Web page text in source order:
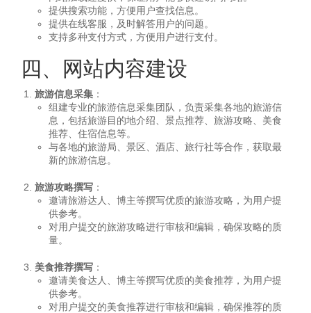
提供搜索功能，方便用户查找信息。
提供在线客服，及时解答用户的问题。
支持多种支付方式，方便用户进行支付。
四、网站内容建设
旅游信息采集 ：
组建专业的旅游信息采集团队，负责采集各地的旅游信
息，包括旅游目的地介绍、景点推荐、旅游攻略、美食
推荐、住宿信息等。
与各地的旅游局、景区、酒店、旅行社等合作，获取最
新的旅游信息。
旅游攻略撰写 ：
邀请旅游达人、博主等撰写优质的旅游攻略，为用户提
供参考。
对用户提交的旅游攻略进行审核和编辑，确保攻略的质
量。
美食推荐撰写 ：
邀请美食达人、博主等撰写优质的美食推荐，为用户提
供参考。
对用户提交的美食推荐进行审核和编辑，确保推荐的质